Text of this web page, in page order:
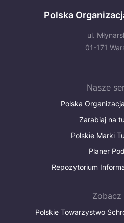
Polska
ul.
01-171
Nasze
Polska
Zarabiaj na
Polskie Marki
Planer
Repozytorium
Zobacz
Polskie Towarzystwo